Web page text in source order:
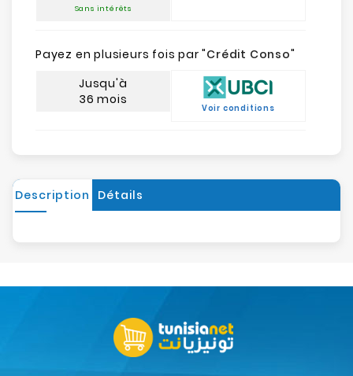
Sans intérêts
Payez en plusieurs fois par "Crédit Conso"
Jusqu'à
36 mois
Voir conditions
Description Détails